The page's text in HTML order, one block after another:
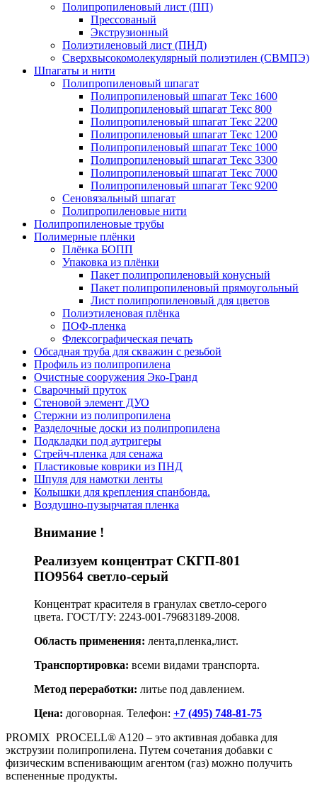
Полипропиленовый лист (ПП)
Прессованый
Экструзионный
Полиэтиленовый лист (ПНД)
Сверхвысокомолекулярный полиэтилен (СВМПЭ)
Шпагаты и нити
Полипропиленовый шпагат
Полипропиленовый шпагат Текс 1600
Полипропиленовый шпагат Текс 800
Полипропиленовый шпагат Текс 2200
Полипропиленовый шпагат Текс 1200
Полипропиленовый шпагат Текс 1000
Полипропиленовый шпагат Текс 3300
Полипропиленовый шпагат Текс 7000
Полипропиленовый шпагат Текс 9200
Сеновязальный шпагат
Полипропиленовые нити
Полипропиленовые трубы
Полимерные плёнки
Плёнка БОПП
Упаковка из плёнки
Пакет полипропиленовый конусный
Пакет полипропиленовый прямоугольный
Лист полипропиленовый для цветов
Полиэтиленовая плёнка
ПОФ-пленка
Флексографическая печать
Обсадная труба для скважин с резьбой
Профиль из полипропилена
Очистные сооружения Эко-Гранд
Сварочный пруток
Стеновой элемент ДУО
Стержни из полипропилена
Разделочные доски из полипропилена
Подкладки под аутригеры
Cтрейч-пленка для сенажа
Пластиковые коврики из ПНД
Шпуля для намотки ленты
Колышки для крепления спанбонда.
Воздушно-пузырчатая пленка
Внимание !
Реализуем концентрат СКГП-801
ПО9564 светло-серый
Концентрат красителя в гранулах светло-серого
цвета. ГОСТ/ТУ: 2243-001-79683189-2008.
Область применения: лента,пленка,лист.
Транспортировка: всеми видами транспорта.
Метод переработки: литье под давлением.
Цена: договорная. Телефон: +7 (495) 748-81-75
PROMIX PROCELL® A120 – это активная добавка для
экструзии полипропилена. Путем сочетания добавки с
физическим вспенивающим агентом (газ) можно получить
вспененные продукты.